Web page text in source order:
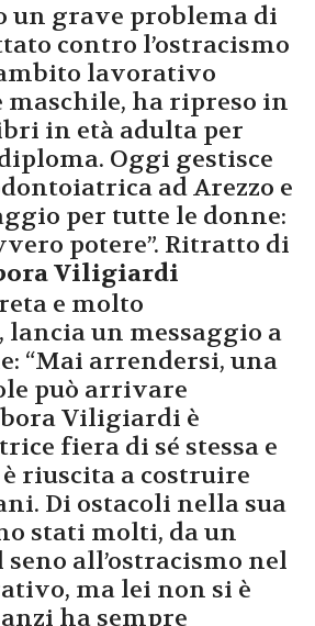
un grave problema di
contro l’ostracismo
lavorativo
ha ripreso in
in età adulta per
Oggi gestisce
ad Arezzo e
per tutte le donne:
potere”. Ritratto di
Viligiardi
e molto
un messaggio a
“Mai arrendersi, una
può arrivare
Viligiardi è
fiera di sé stessa e
riuscita a costruire
Di ostacoli nella sua
stati molti, da un
all’ostracismo nel
ma lei non si è
ha sempre